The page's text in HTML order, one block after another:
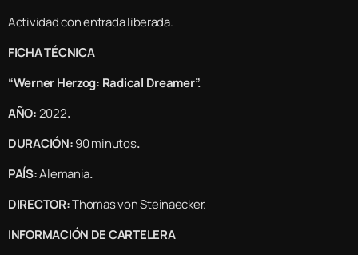
Actividad con entrada liberada.
FICHA TÉCNICA
“Werner Herzog: Radical Dreamer”.
AÑO:2022.
DURACIÓN:90 minutos.
PAÍS:Alemania.
DIRECTOR:Thomas von Steinaecker.
INFORMACIÓN DE CARTELERA